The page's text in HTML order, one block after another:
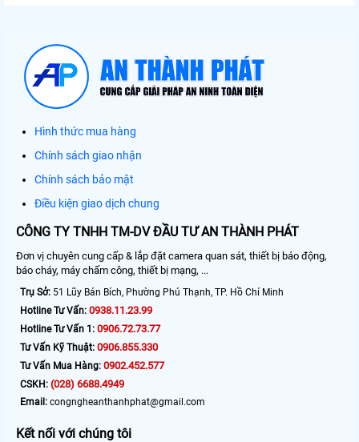
Hình thức mua hàng
Chính sách giao nhận
Chính sách bảo mật
Điều kiện giao dịch chung
CÔNG TY TNHH TM-DV ĐẦU TƯ AN THÀNH PHÁT
Đơn vị chuyên cung cấp & lắp đặt camera quan sát, thiết bị báo động,
báo cháy, máy chấm công, thiết bị mạng, ...
Trụ Sở: 51 Lũy Bán Bích, Phường Phú Thạnh, TP. Hồ Chí Minh
Hotline Tư Vấn: 0938.11.23.99
Hotline Tư Vấn 1: 0906.72.73.77
Tư Vấn Kỹ Thuật: 0906.855.330
Tư Vấn Mua Hàng: 0902.452.577
CSKH: (028) 6688.4949
Email: congngheanthanhphat@gmail.com
Kết nối với chúng tôi